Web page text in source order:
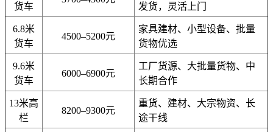
货车
发货，灵活上门
6.8米
货车
4500–5200元
家具建材、小型设备、批量
货物优选
9.6米
货车
6000–6900元
工厂货源、大批量货物、中
长期合作
13米高
栏
8200–9300元
重货、建材、大宗物资、长
途干线